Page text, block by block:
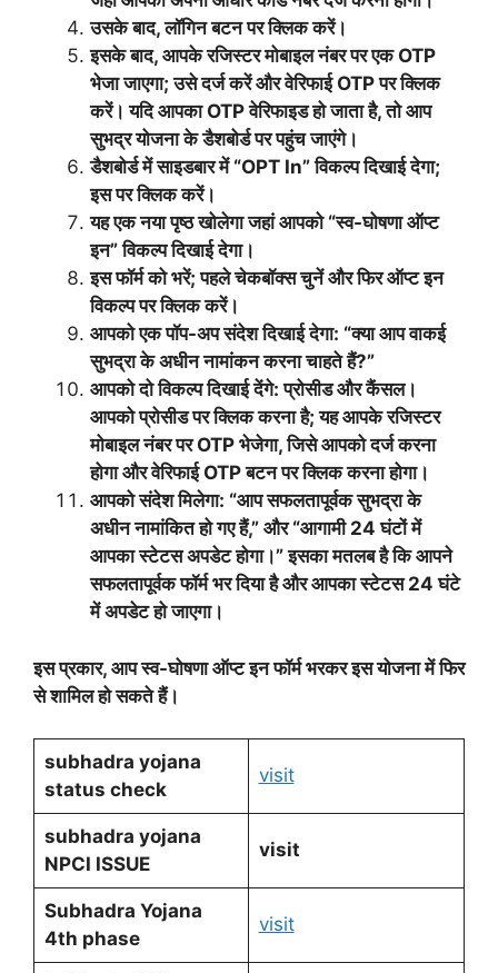
उसके बाद, लॉगिन बटन पर क्लिक करें।
इसके बाद, आपके रजिस्टर मोबाइल नंबर पर एक OTP
भेजा जाएगा; उसे दर्ज करें और वेरिफाई OTP पर क्लिक
करें। यदि आपका OTP वेरिफाइड हो जाता है, तो आप
सुभद्र योजना के डैशबोर्ड पर पहुंच जाएंगे।
डैशबोर्ड में साइडबार में “OPT In” विकल्प दिखाई देगा;
इस पर क्लिक करें।
यह एक नया पृष्ठ खोलेगा जहां आपको “स्व-घोषणा ऑप्ट
इन” विकल्प दिखाई देगा।
इस फॉर्म को भरें; पहले चेकबॉक्स चुनें और फिर ऑप्ट इन
विकल्प पर क्लिक करें।
आपको एक पॉप-अप संदेश दिखाई देगा: “क्या आप वाकई
सुभद्रा के अधीन नामांकन करना चाहते हैं?”
आपको दो विकल्प दिखाई देंगे: प्रोसीड और कैंसल।
आपको प्रोसीड पर क्लिक करना है; यह आपके रजिस्टर
मोबाइल नंबर पर OTP भेजेगा, जिसे आपको दर्ज करना
होगा और वेरिफाई OTP बटन पर क्लिक करना होगा।
आपको संदेश मिलेगा: “आप सफलतापूर्वक सुभद्रा के
अधीन नामांकित हो गए हैं,” और “आगामी 24 घंटों में
आपका स्टेटस अपडेट होगा।” इसका मतलब है कि आपने
सफलतापूर्वक फॉर्म भर दिया है और आपका स्टेटस 24 घंटे
में अपडेट हो जाएगा।
इस प्रकार, आप स्व-घोषणा ऑप्ट इन फॉर्म भरकर इस योजना में फिर
से शामिल हो सकते हैं।
subhadra yojana
status check
visit
subhadra yojana
NPCI ISSUE
visit
Subhadra Yojana
4th phase
visit